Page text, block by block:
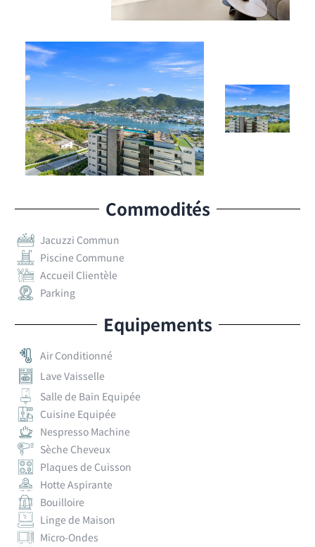
Commodités
Jacuzzi Commun
Piscine Commune
Accueil Clientèle
Parking
Equipements
Air Conditionné
Lave Vaisselle
Salle de Bain Equipée
Cuisine Equipée
Nespresso Machine
Sèche Cheveux
Plaques de Cuisson
Hotte Aspirante
Bouilloire
Linge de Maison
Micro-Ondes